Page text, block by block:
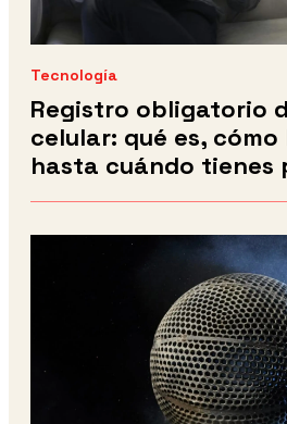
Tecnología
Registro obligatorio
celular: qué es,
hasta cuándo tienes